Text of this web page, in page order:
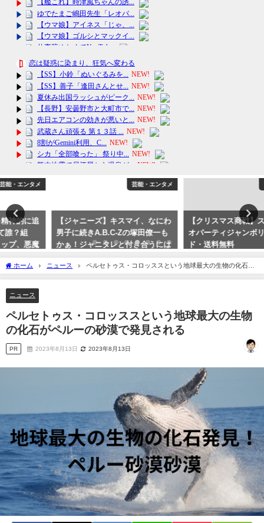
【ジャニーズ】キスマイ、なにわ
男子に続きA.B.C-Zの塚田僚一も
かぁ！ジャニタレと付き合うには
セクシー女優になるべし！
【クリスマス商戦】スーパーマリ
オパーティジャンボリー購入ガイ
ド・送料無料
ホーム ニュース
ペルセトゥス・コロッススという地球最大の生物の化石が
ペルーの砂漠で発見される
ニュース
ペルセトゥス・コロッススという地球最大の生物
の化石がペルーの砂漠で発見される
PR 2023年8月13日 2023年8月13日